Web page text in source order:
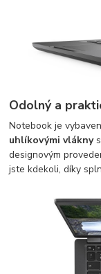
Odolný a
Notebook je
uhlíkovými vláknys
designovým
jste kdekoli, díky